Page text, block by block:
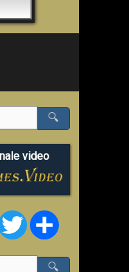
🔍
video
FacebookTwitter
🔍